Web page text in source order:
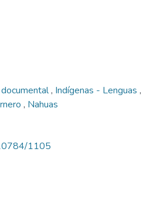
, Indígenas - Lenguas ,
, Nahuas
1105